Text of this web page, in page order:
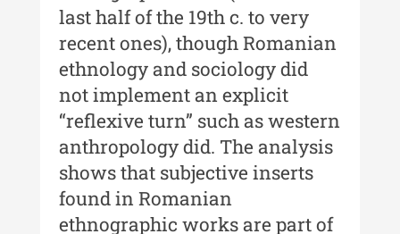
Indexul Complet
MediCult - Revista de mediere
culturală
MediCult - Revista de mediere
culturală IV (2025)
MediCult - Revista de mediere
culturală III (2024)
last half of the 19th c. to very
recent ones), though Romanian
ethnology and sociology did
not implement an explicit
“reflexive turn” such as western
anthropology did. The analysis
shows that subjective inserts
found in Romanian
ethnographic works are part of